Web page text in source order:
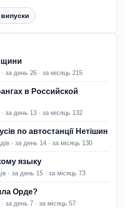
випуски
за день 26 · за місяць 215
в Российской
за день 13 · за місяць 132
по автостанції Нетішин
· за день 14 · за місяць 130
языку
· за день 15 · за місяць 73
Орде?
за день 7 · за місяць 57